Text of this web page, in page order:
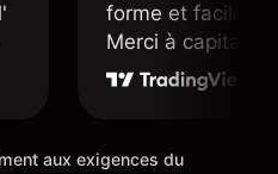
forme et facile
Merci à
mis en place
aux exigences du